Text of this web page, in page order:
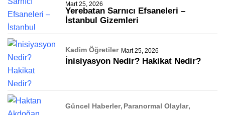
Mart 25, 2026
Yerebatan Sarnıcı Efsaneleri –
İstanbul Gizemleri
Kadim Öğretiler Mart 25, 2026
İnisiyasyon Nedir? Hakikat Nedir?
Güncel Haberler Paranormal Olaylar